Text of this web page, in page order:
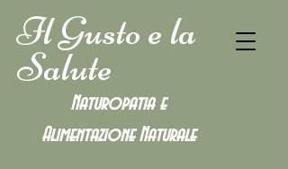
Il Gusto e la
Salute
Naturopatia e
Alimentazione Naturale